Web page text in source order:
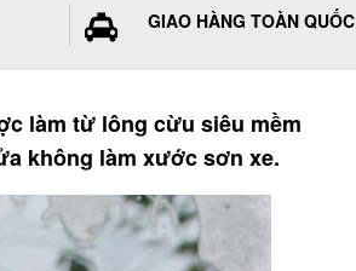
GIAO HÀNG TOÀN QUỐC
làm từ lông cừu siêu mềm
không làm xước sơn xe.